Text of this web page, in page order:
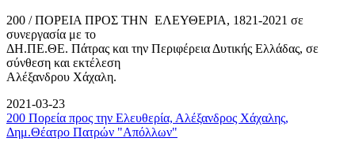
200 / ΠΟΡΕΙΑ ΠΡΟΣ ΤΗΝ ΕΛΕΥΘΕΡΙΑ, 1821-2021 σε
συνεργασία με το
ΔΗ.ΠΕ.ΘΕ. Πάτρας και την Περιφέρεια Δυτικής Ελλάδας, σε
σύνθεση και εκτέλεση
Αλέξανδρου Χάχαλη.
2021-03-23
200 Πορεία προς την Ελευθερία, Αλέξανδρος Χάχαλης,
Δημ.Θέατρο Πατρών "Απόλλων"